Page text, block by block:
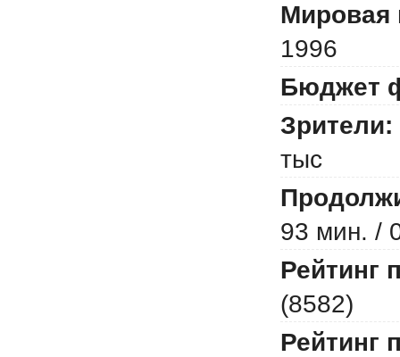
Мировая
1996
Бюджет
Зрители:
тыс
93 мин. /
Рейтинг
(8582)
Рейтинг